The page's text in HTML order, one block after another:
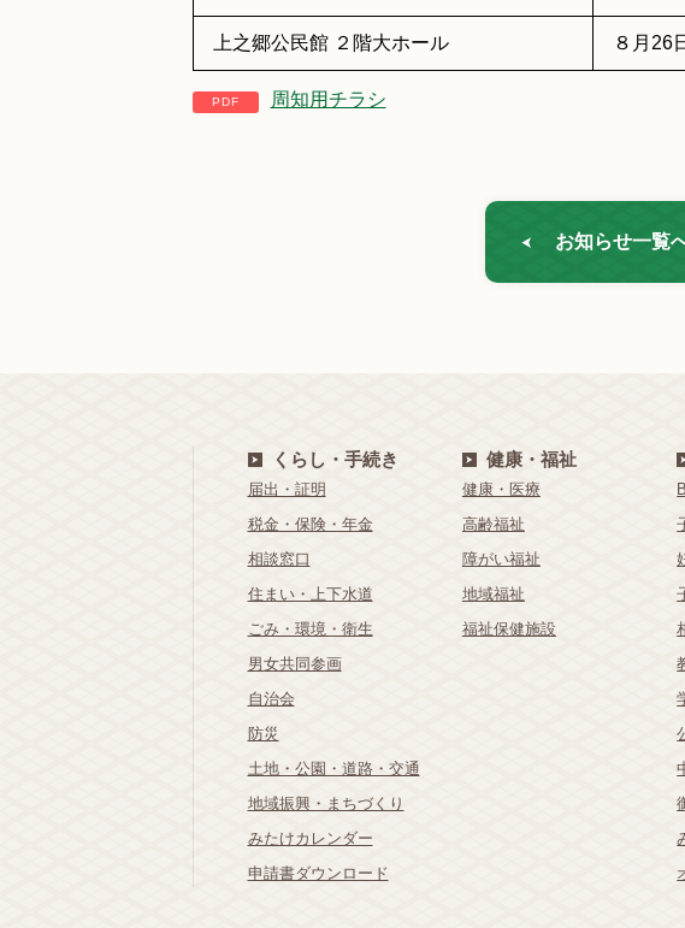
上之郷公民館 ２階大ホール ８月26
周知用チラシ
お知らせ一覧
くらし・手続き
届出・証明
税金・保険・年金
相談窓口
住まい・上下水道
ごみ・環境・衛生
男女共同参画
自治会
防災
土地・公園・道路・交通
地域振興・まちづくり
みたけカレンダー
申請書ダウンロード
健康・福祉
健康・医療
高齢福祉
障がい福祉
地域福祉
福祉保健施設